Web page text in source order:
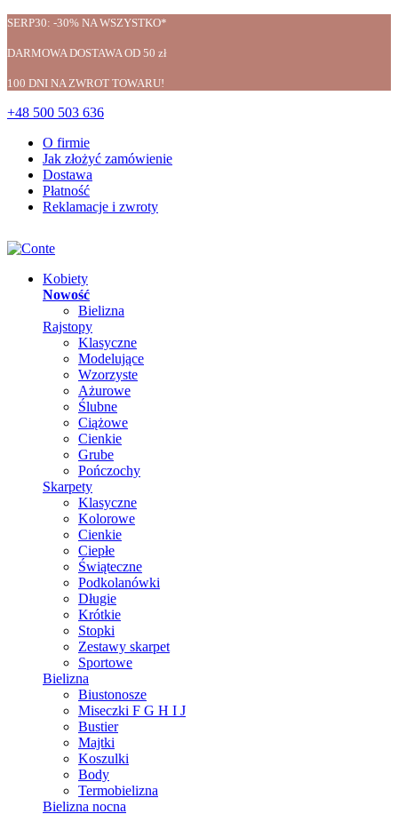
SERP30: -30% NA WSZYSTKO*
DARMOWA DOSTAWA OD 50 zł
100 DNI NA ZWROT TOWARU!
+48 500 503 636
O firmie
Jak złożyć zamówienie
Dostawa
Płatność
Reklamacje i zwroty
Kobiety
Nowość
Bielizna
Rajstopy
Klasyczne
Modelujące
Wzorzyste
Ażurowe
Ślubne
Ciążowe
Cienkie
Grube
Pończochy
Skarpety
Klasyczne
Kolorowe
Cienkie
Ciepłe
Świąteczne
Podkolanówki
Długie
Krótkie
Stopki
Zestawy skarpet
Sportowe
Bielizna
Biustonosze
Miseczki F G H I J
Bustier
Majtki
Koszulki
Body
Termobielizna
Bielizna nocna